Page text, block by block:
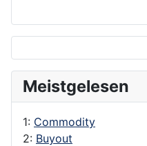
Meistgelesen
1: Commodity
2: Buyout